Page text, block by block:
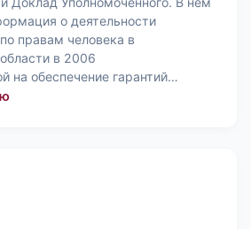
о деятельности
правам человека в
в 2006
на обеспечение гарантий…
: Доклад Уполномоченного по